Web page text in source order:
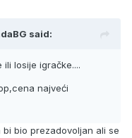
said:
losije igračke....
najveći
bio prezadovoljan ali se